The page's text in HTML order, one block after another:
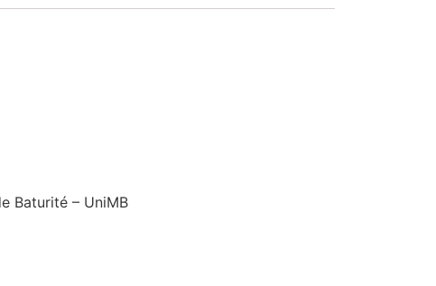
Baturité – UniMB